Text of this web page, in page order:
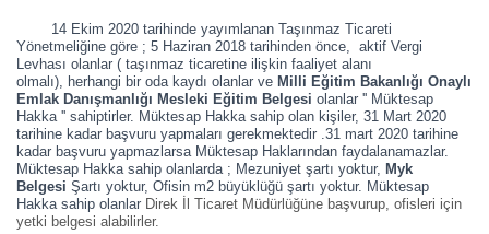
14 Ekim 2020 tarihinde yayımlanan Taşınmaz Ticareti
Yönetmeliğine göre ; 5 Haziran 2018 tarihinden önce, aktif Vergi
Levhası olanlar ( taşınmaz ticaretine ilişkin faaliyet alanı
olmalı), herhangi bir oda kaydı olanlar ve Milli Eğitim Bakanlığı Onaylı
Emlak Danışmanlığı Mesleki Eğitim Belgesi olanlar '' Müktesap
Hakka '' sahiptirler. Müktesap Hakka sahip olan kişiler, 31 Mart 2020
tarihine kadar başvuru yapmaları gerekmektedir .31 mart 2020 tarihine
kadar başvuru yapmazlarsa Müktesap Haklarından faydalanamazlar.
Müktesap Hakka sahip olanlarda ; Mezuniyet şartı yoktur, Myk
Belgesi Şartı yoktur, Ofisin m2 büyüklüğü şartı yoktur. Müktesap
Hakka sahip olanlar Direk İl Ticaret Müdürlüğüne başvurup, ofisleri için
yetki belgesi alabilirler.